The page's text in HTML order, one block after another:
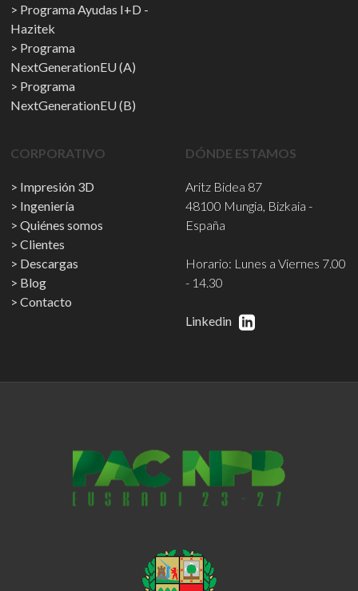
Programa Ayudas I+D -
Hazitek
Programa
NextGenerationEU (A)
Programa
NextGenerationEU (B)
CORPORATIVO
Impresión 3D
Ingeniería
Quiénes somos
Clientes
Descargas
Blog
Contacto
DÓNDE ESTAMOS
Aritz Bidea 87
48100 Mungia, Bizkaia -
España
Horario: Lunes a Viernes 7.00
- 14.30
Linkedin